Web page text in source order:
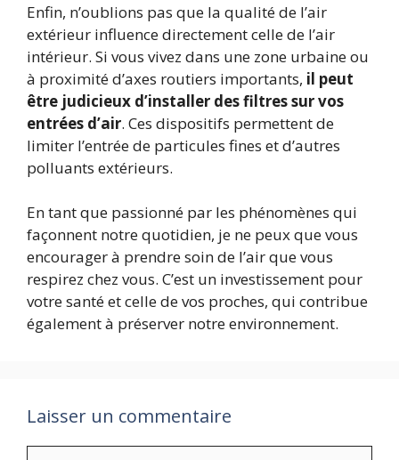
Enfin, n’oublions pas que la qualité de l’air
extérieur influence directement celle de l’air
intérieur. Si vous vivez dans une zone urbaine ou
à proximité d’axes routiers importants, il peut
être judicieux d’installer des filtres sur vos
entrées d’air. Ces dispositifs permettent de
limiter l’entrée de particules fines et d’autres
polluants extérieurs.
En tant que passionné par les phénomènes qui
façonnent notre quotidien, je ne peux que vous
encourager à prendre soin de l’air que vous
respirez chez vous. C’est un investissement pour
votre santé et celle de vos proches, qui contribue
également à préserver notre environnement.
Laisser un commentaire